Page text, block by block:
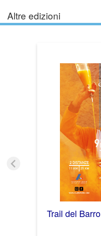
Altre edizioni
Trail del Barro